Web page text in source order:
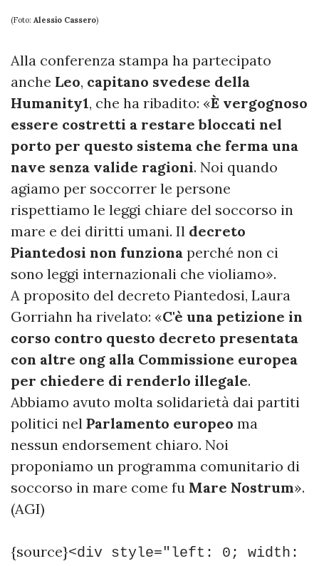
(Foto: Alessio Cassero)
Alla conferenza stampa ha partecipato
anche Leo, capitano svedese della
Humanity1, che ha ribadito: «È vergognoso
essere costretti a restare bloccati nel
porto per questo sistema che ferma una
nave senza valide ragioni. Noi quando
agiamo per soccorrer le persone
rispettiamo le leggi chiare del soccorso in
mare e dei diritti umani. Il decreto
Piantedosi non funziona perché non ci
sono leggi internazionali che violiamo».
A proposito del decreto Piantedosi, Laura
Gorriahn ha rivelato: «C'è una petizione in
corso contro questo decreto presentata
con altre ong alla Commissione europea
per chiedere di renderlo illegale.
Abbiamo avuto molta solidarietà dai partiti
politici nel Parlamento europeo ma
nessun endorsement chiaro. Noi
proponiamo un programma comunitario di
soccorso in mare come fu Mare Nostrum».
(AGI)
{source}<div style="left: 0; width: